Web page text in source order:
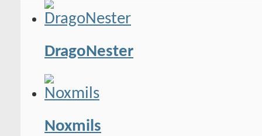
DragoNester
Noxmils